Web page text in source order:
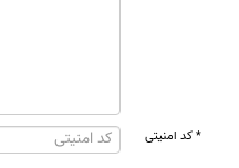
* کد امنیتی